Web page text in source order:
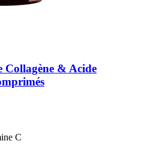
Collagène & Acide
C